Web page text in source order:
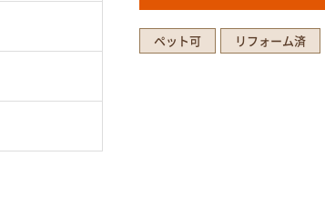
ペット可 リフォーム済